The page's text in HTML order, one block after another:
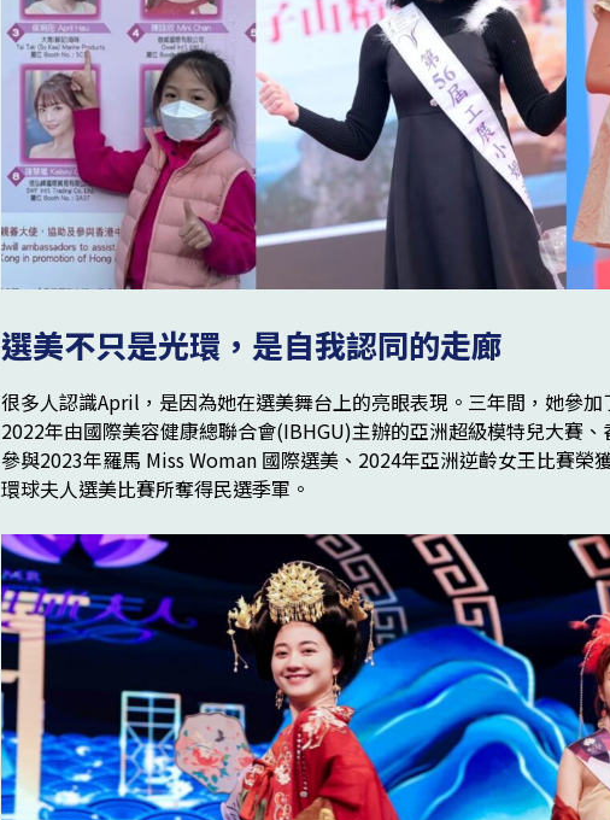
選美不只是光環，是自我認同的走廊
很多人認識April，是因為她在選美舞台上的亮眼表現。三年間，她參加
2022年由國際美容健康總聯合會(IBHGU)主辦的亞洲超級模特兒大賽
參與2023年羅馬 Miss Woman 國際選美、2024年亞洲逆齡女王比賽榮
環球夫人選美比賽所奪得民選季軍。